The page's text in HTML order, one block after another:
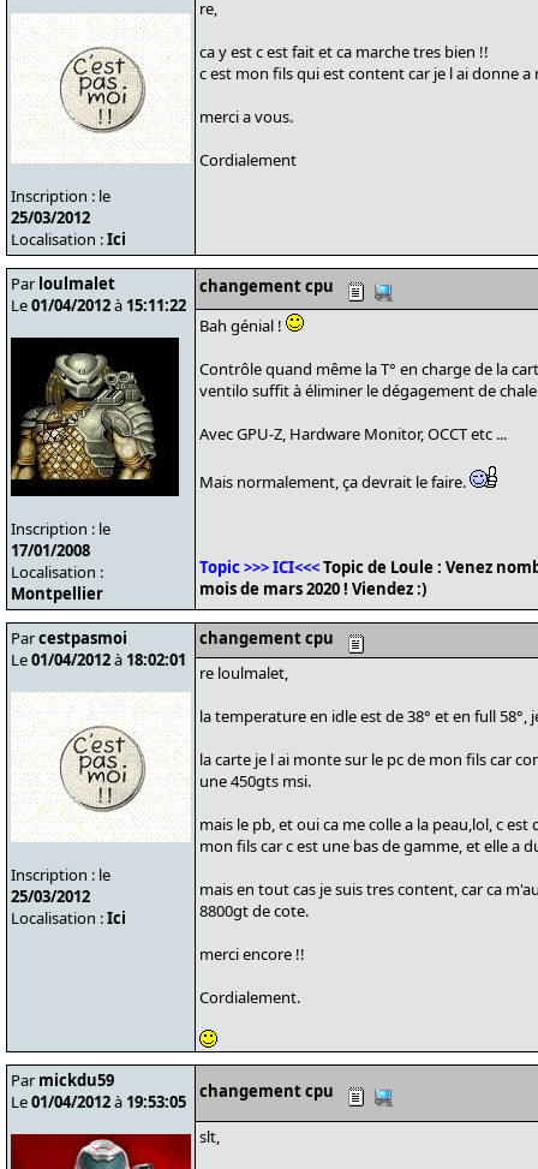
Inscription : le
25/03/2012
Localisation :Ici
re,
ca y est c est fait et ca marche tres bien !!
c est mon fils qui est content car je l ai donne a
merci a vous.
Cordialement
Par loulmalet
Le01/04/2012à 15:11:22
Inscription : le
17/01/2008
Localisation :
Montpellier
changement cpu
Bah génial !
Contrôle quand même la T° en charge de la
ventilo suffit à éliminer le dégagement de
Avec GPU-Z, Hardware Monitor, OCCT etc ...
Mais normalement, ça devrait le faire.
Topic >>> ICI<<<Topic de Loule : Venez
mois de mars 2020 ! Viendez :)
Parcestpasmoi
Le01/04/2012à 18:02:01
Inscription : le
25/03/2012
Localisation :Ici
changement cpu
re loulmalet,
la temperature en idle est de 38° et en full 58°,
la carte je l ai monte sur le pc de mon fils car
une 450gts msi.
mais le pb, et oui ca me colle a la peau,lol, c
mon fils car c est une bas de gamme, et elle a
mais en tout cas je suis tres content, car ca
8800gt de cote.
merci encore !!
Cordialement.
Par mickdu59
Le01/04/2012à 19:53:05 changement cpu
slt,